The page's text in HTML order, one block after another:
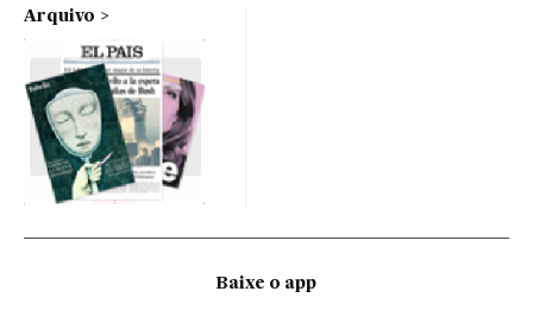
Arquivo
Baixe o app